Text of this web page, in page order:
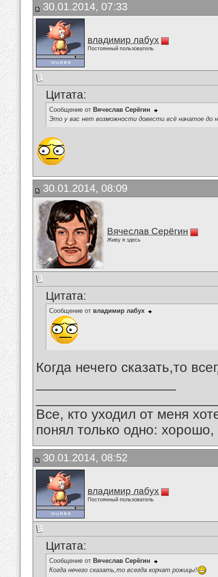
30.01.2014, 07:33
владимир лабух
Постоянный пользователь
Цитата:
Сообщение от Вячеслав Серёгин
Это у вас нет возможности довести всё начатое до
30.01.2014, 08:09
Вячеслав Серёгин
Живу я здесь
Цитата:
Сообщение от владимир лабух
Когда нечего сказать,то
Все, кто уходил от меня
понял только одно:
30.01.2014, 08:52
владимир лабух
Постоянный пользователь
Цитата:
Сообщение от Вячеслав Серёгин
Когда нечего сказать,то всегда корчат рожицы!